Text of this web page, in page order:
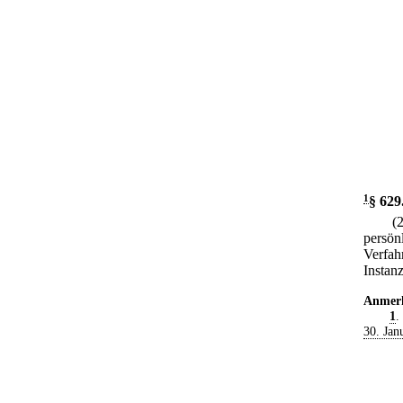
1 § 629
1.
30.